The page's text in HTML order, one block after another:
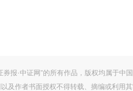
报·中证网”的所有作品，版权均属于中
及作者书面授权不得转载、摘编或利用其